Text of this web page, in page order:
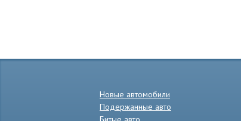
Новые автомобили
Подержанные авто